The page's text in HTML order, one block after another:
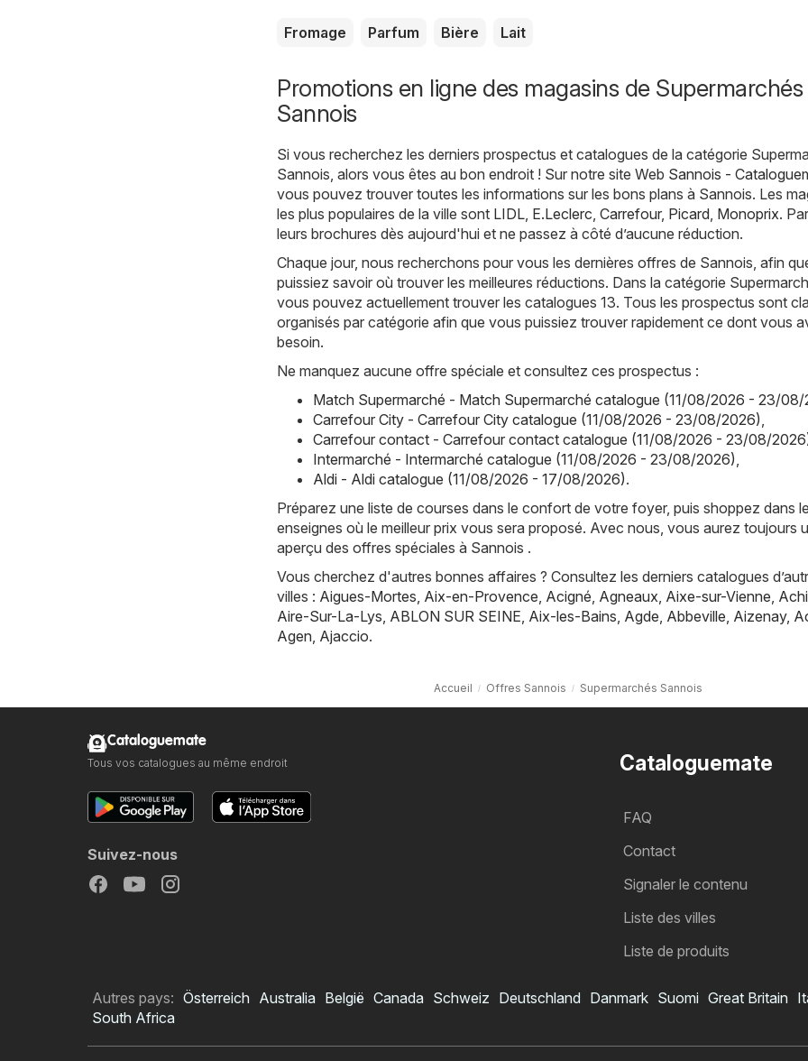
Fromage Parfum Bière Lait
Promotions en ligne des magasins de Supermarchés
Sannois
Si vous recherchez les derniers prospectus et catalogues de la catégorie
Sannois, alors vous êtes au bon endroit ! Sur notre site Web Sannois -
vous pouvez trouver toutes les informations sur les bons plans à Sannois. Les
les plus populaires de la ville sont LIDL E.Leclerc Carrefour, Picard Monoprix.
leurs brochures dès aujourd'hui et ne passez à côté d’aucune réduction.
Chaque jour, nous recherchons pour vous les dernières offres de Sannois, afin
puissiez savoir où trouver les meilleures réductions. Dans la catégorie
vous pouvez actuellement trouver les catalogues 13. Tous les prospectus sont
organisés par catégorie afin que vous puissiez trouver rapidement ce dont vous
besoin.
Ne manquez aucune offre spéciale et consultez ces prospectus :
Match Supermarché - Match Supermarché catalogue (11/08/2026 - 23/08/
Carrefour City - Carrefour City catalogue (11/08/2026 - 23/08/2026)
Carrefour contact - Carrefour contact catalogue (11/08/2026 - 23/08/
Intermarché - Intermarché catalogue (11/08/2026 - 23/08/2026)
Aldi - Aldi catalogue (11/08/2026 - 17/08/2026).
Préparez une liste de courses dans le confort de votre foyer, puis shoppez dans
enseignes où le meilleur prix vous sera proposé. Avec nous, vous aurez toujours
aperçu des offres spéciales à Sannois .
Vous cherchez d'autres bonnes affaires ? Consultez les derniers catalogues
villes : Aigues-Mortes Aix-en-Provence Acigné Agneaux Aixe-sur-Vienne
Aire-Sur-La-Lys ABLON SUR SEINE Aix-les-Bains Agde Abbeville Aizenay,
Agen Ajaccio.
Accueil Offres Sannois Supermarchés Sannois
Cataloguemate
FAQ
Contact
Signaler le contenu
Liste des villes
Liste de produits
Cataloguemate
Tous vos catalogues au même endroit
Suivez-nous
Autres pays: Österreich Australia België Canada Schweiz Deutschland Danmark Suomi Great Britain
South Africa